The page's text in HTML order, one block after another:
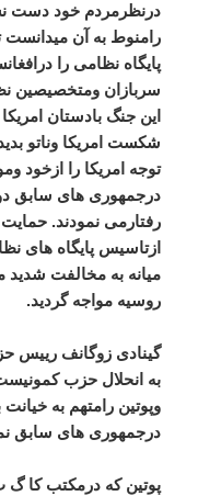
درنظرمردم خود دست
رامنوط به آن میدانست
پایگاه نظامی را
سربازان ومتخصیصین
این جنگ بادستان
شکست امریکا وناتو
توجه امریکا را ازخود
درجمهوری های سابق
رفتارمی نمودند.
ازتاسیس پایگاه های
میانه به مخالفت
روسیه مواجه گردید.
گینادی زوگانف رییس
به انحلال حزب
وپوتین رامتهم به
درجمهوری های سابق
پوتین که درمکتب کا گ